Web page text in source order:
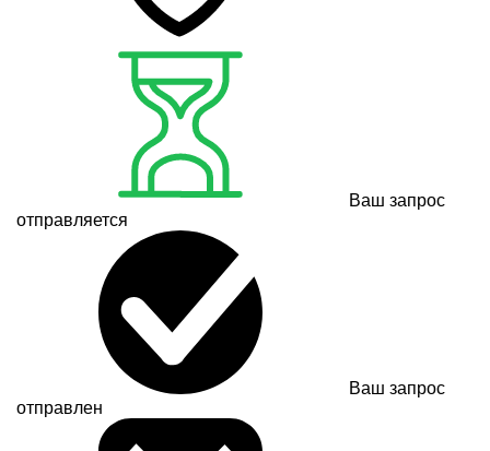
Ваш запрос
отправляется
Ваш запрос
отправлен